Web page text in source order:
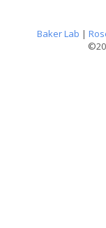
Baker Lab |